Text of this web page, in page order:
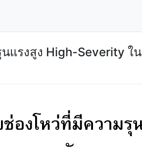
แรงสูง High-Severity ใ